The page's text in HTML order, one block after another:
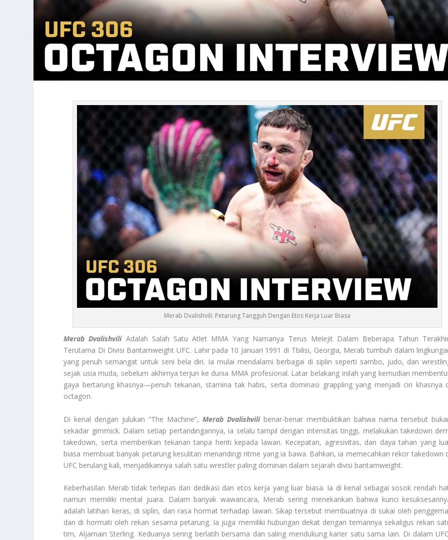
Merab Dvalishvili: Petarung Tangguh Dengan Etos Kerja Luar Biasa
Merab DvalishviliAdalah Salah Satu Atlet MMA Yang Namanya Terus Melejit Dalam Beberapa Tahun
Terutama Di Divisi Bantamweight UFC. Lahir pada 10 Januari 1991 di Tbilisi, Georgia, Merab tumbuh dalam
yang penuh semangat untuk seni bela diri. Ia mulai mendalami berbagai di siplin seperti sambo, judo, dan
sejak usia muda, sebelum akhirnya terjun ke dunia MMA profesional. Latar belakang inilah yang kemudian
gaya bertarung khasnya—penuh tekanan, stamina tak habis, serta dominasi grappling yang menjadi ciri khasnya
octagon.
Di kenal dengan julukan “The Machine”,Merab Dvalishvilibenar-benar membuktikan bahwa nama tersebut
sekadar gimmick. Dalam setiap pertandingannya, ia selalu tampil dengan intensitas tinggi, melakukan takedown
takedown, serta memberikan tekanan tanpa henti kepada lawan. Kecepatan, agresivitas, dan daya tahan yang
biasa membuat banyak petarung kesulitan menandingi ritme yang ia bawa. Bahkan, ia memecahkan rekor takedown
UFC berulang kali, menjadikannya salah satu wrestler paling dominan dalam sejarah divisi bantamweight.
Keberhasilan Merab tidak terlepas dari dedikasi dan etos kerja yang luar biasa. Ia di kenal sebagai sosok rendah
namun memiliki mental juara. Dalam banyak wawancara, Merab sering menekankan bahwa kunci
adalah latihan keras, di siplin, dan rasa hormat terhadap lawan. Sikap tersebut membuatnya di sukai oleh
dan di hormati oleh rekan sesama petarung. Ia juga memiliki hubungan dekat dengan temannya sekaligus rekan
tim, Aljamain Sterling. Keduanya sering berlatih bersama dan saling mendukung karier satu sama lain. Di dalam